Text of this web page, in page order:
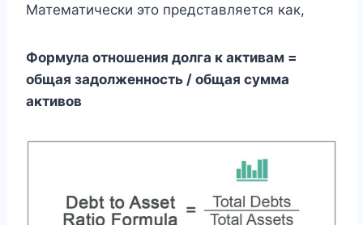
Математически это представляется как,
Формула отношения долга к активам =
общая задолженность / общая сумма
активов